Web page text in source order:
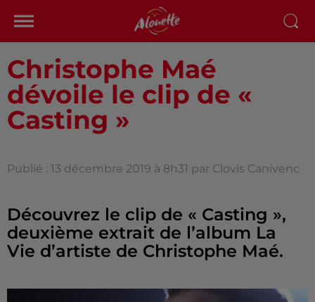
Christophe Maé
dévoile le clip de «
Casting »
Publié : 13 décembre 2019 à 8h31 par Clovis Canivenc
Découvrez le clip de « Casting »,
deuxième extrait de l’album La
Vie d’artiste de Christophe Maé.